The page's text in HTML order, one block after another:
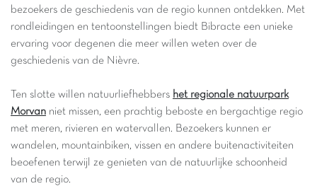
bezoekers de geschiedenis van de regio kunnen ontdekken. Met
rondleidingen en tentoonstellingen biedt Bibracte een unieke
ervaring voor degenen die meer willen weten over de
geschiedenis van de Nièvre.
Ten slotte willen natuurliefhebbers het regionale natuurpark
Morvan niet missen, een prachtig beboste en bergachtige regio
met meren, rivieren en watervallen. Bezoekers kunnen er
wandelen, mountainbiken, vissen en andere buitenactiviteiten
beoefenen terwijl ze genieten van de natuurlijke schoonheid
van de regio.